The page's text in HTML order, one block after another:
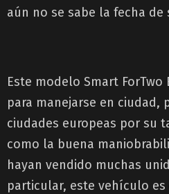
aún no se sabe la fecha de
Este modelo Smart
para manejarse en ciudad,
ciudades europeas por su
como la buena
hayan vendido muchas
particular, este vehículo